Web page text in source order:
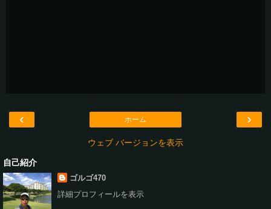
‹ ›
ホーム
ウェブ バージョンを表示
自己紹介
ゴルゴ470
詳細プロフィールを表示